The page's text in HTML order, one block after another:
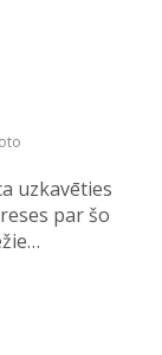
uzkavēties
par šo